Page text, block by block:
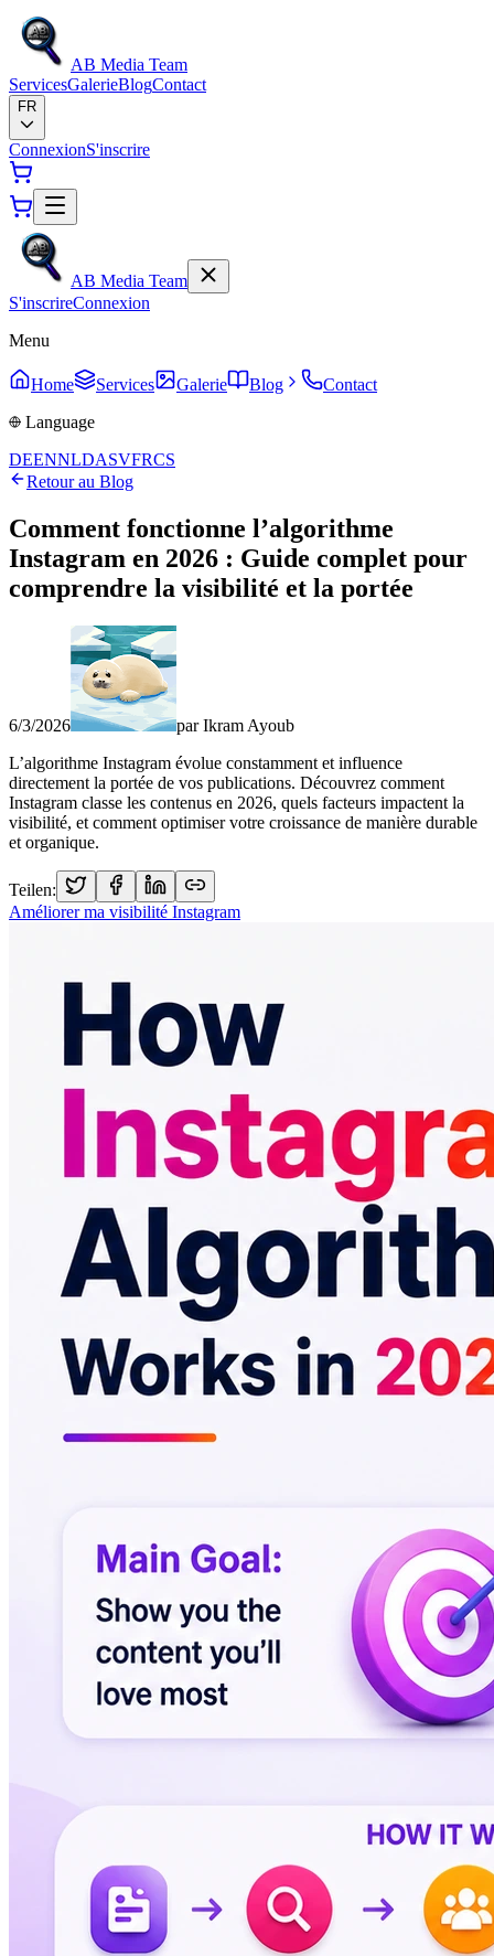
AB Media Team
ServicesGalerieBlogContact
FR
ConnexionS'inscrire
AB Media Team
S'inscrireConnexion
Menu
Home Services Galerie Blog
Contact
Language
DEENNLDASVFRCS
Retour au Blog
Comment fonctionne l’algorithme
Instagram en 2026 : Guide complet pour
comprendre la visibilité et la portée
6/3/2026 par Ikram Ayoub
L’algorithme Instagram évolue constamment et influence
directement la portée de vos publications. Découvrez comment
Instagram classe les contenus en 2026, quels facteurs impactent la
visibilité, et comment optimiser votre croissance de manière durable
et organique.
Teilen:
Améliorer ma visibilité Instagram